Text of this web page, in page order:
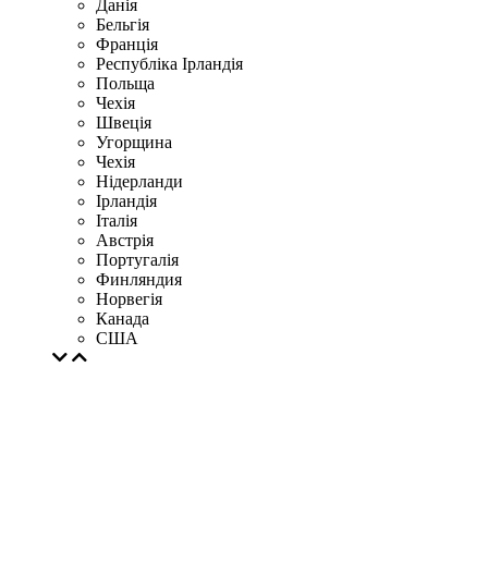
Данія
Бельгія
Франція
Республіка Ірландія
Польща
Чехія
Швецiя
Угорщина
Чехія
Нідерланди
Iрландія
Iталiя
Австрія
Португалія
Финляндия
Норвегія
Канада
США